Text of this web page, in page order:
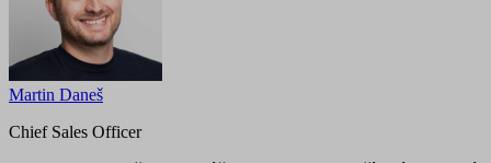
Martin Daneš
Chief Sales Officer